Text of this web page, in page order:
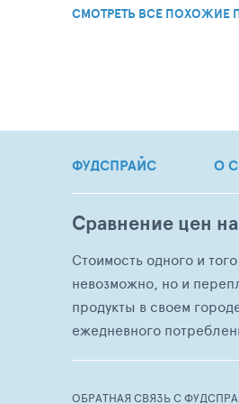
СМОТРЕТЬ ВСЕ ПОХОЖИЕ
ФУДСПРАЙС О
Сравнение цен
Стоимость одного и
невозможно, но и
продукты в своем
ежедневного
ОБРАТНАЯ СВЯЗЬ С